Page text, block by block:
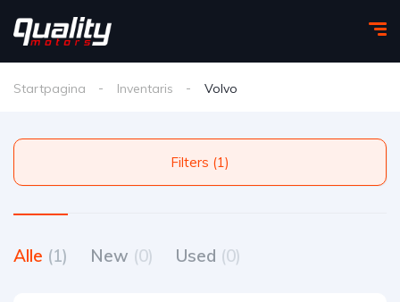
Startpagina Inventaris Volvo
Filters (1)
Alle (1) New (0) Used (0)